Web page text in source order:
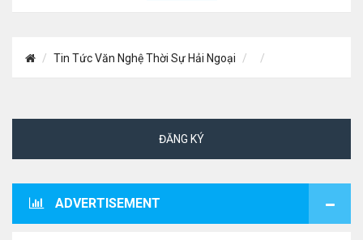
Tin Tức Văn Nghệ Thời Sự Hải Ngoại
ĐĂNG KÝ
ADVERTISEMENT